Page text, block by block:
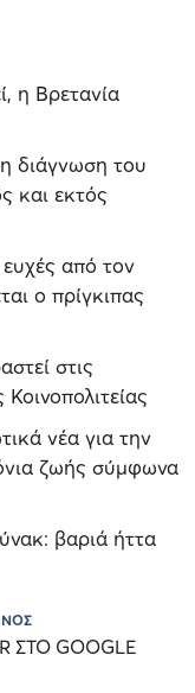
η Βρετανία
διάγνωση του
και εκτός
από τον
ο πρίγκιπας
στις
νέα για την
ζωής σύμφωνα
βαριά ήττα
ΣΤΟ GOOGLE